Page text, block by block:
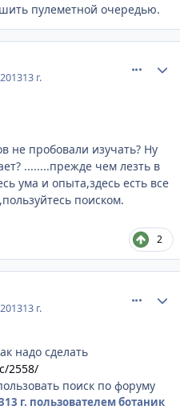
пулеметной очередью.
13 г.
не пробовали изучать? Ну
........прежде чем лезть в
ума и опыта,здесь есть все
поиском.
2
13 г.
надо сделать
2558/
поиск по форуму
13 г. пользователем ботаник